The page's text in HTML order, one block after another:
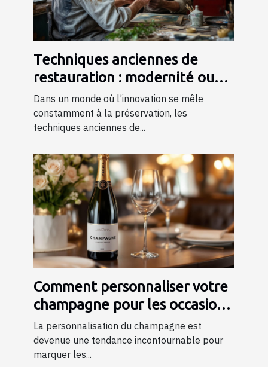
Techniques anciennes de
restauration : modernité ou
tradition ?
Dans un monde où l’innovation se mêle
constamment à la préservation, les
techniques anciennes de...
Comment personnaliser votre
champagne pour les occasions
spéciales ?
La personnalisation du champagne est
devenue une tendance incontournable pour
marquer les...